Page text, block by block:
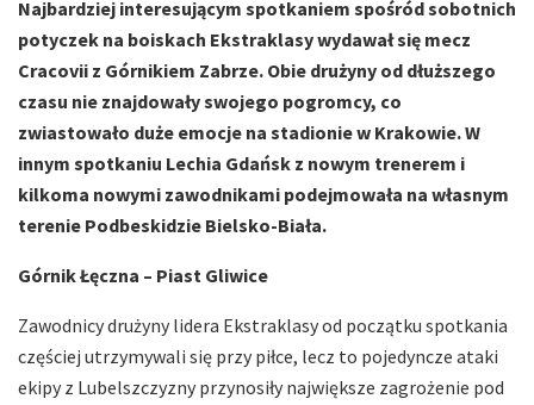
Najbardziej interesującym spotkaniem spośród sobotnich
potyczek na boiskach Ekstraklasy wydawał się mecz
Cracovii z Górnikiem Zabrze. Obie drużyny od dłuższego
czasu nie znajdowały swojego pogromcy, co
zwiastowało duże emocje na stadionie w Krakowie. W
innym spotkaniu Lechia Gdańsk z nowym trenerem i
kilkoma nowymi zawodnikami podejmowała na własnym
terenie Podbeskidzie Bielsko-Biała.
Górnik Łęczna – Piast Gliwice
Zawodnicy drużyny lidera Ekstraklasy od początku spotkania
częściej utrzymywali się przy piłce, lecz to pojedyncze ataki
ekipy z Lubelszczyzny przynosiły największe zagrożenie pod